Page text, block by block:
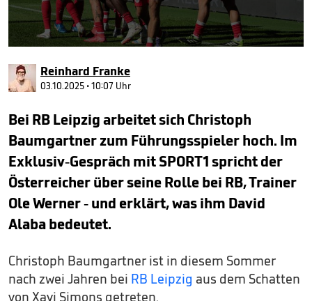
seconds
of
3
minutes,
seconds
Reinhard Franke
03.10.2025 • 10:07 Uhr
Bei RB Leipzig arbeitet sich Christoph
Baumgartner zum Führungsspieler hoch. Im
Exklusiv-Gespräch mit SPORT1 spricht der
Österreicher über seine Rolle bei RB, Trainer
Ole Werner - und erklärt, was ihm David
Alaba bedeutet.
Christoph Baumgartner ist in diesem Sommer
nach zwei Jahren bei RB Leipzig aus dem Schatten
von Xavi Simons getreten.